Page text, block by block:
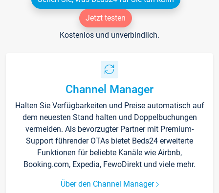
Jetzt testen
Kostenlos und unverbindlich.
Channel Manager
Halten Sie Verfügbarkeiten und Preise automatisch auf
dem neuesten Stand halten und Doppelbuchungen
vermeiden. Als bevorzugter Partner mit Premium-
Support führender OTAs bietet Beds24 erweiterte
Funktionen für beliebte Kanäle wie Airbnb,
Booking.com, Expedia, FewoDirekt und viele mehr.
Über den Channel Manager